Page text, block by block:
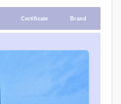
Certificate Brand